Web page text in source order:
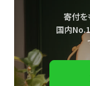
寄付を
国内